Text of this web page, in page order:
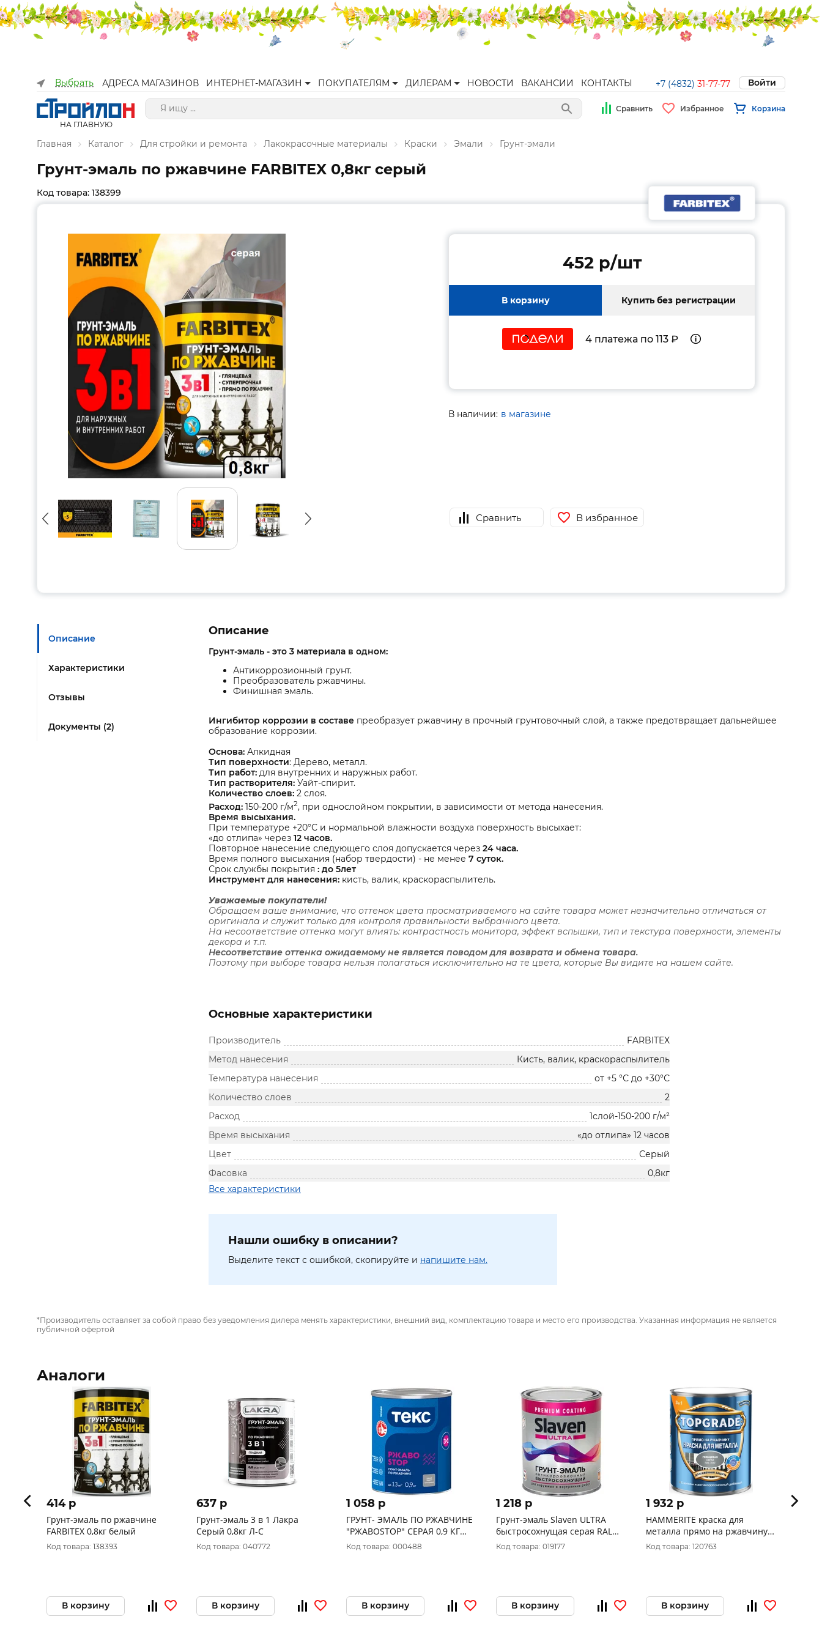
Выбрать АДРЕСА МАГАЗИНОВ ИНТЕРНЕТ-МАГАЗИН ПОКУПАТЕЛЯМ ДИЛЕРАМ НОВОСТИ ВАКАНСИИ КОНТАКТЫ +7 (4832) 31-77-77 Войти
НА ГЛАВНУЮ
Сравнить Избранное Корзина
Главная Каталог Для стройки и ремонта Лакокрасочные материалы Краски Эмали Грунт-эмали
Грунт-эмаль по ржавчине FARBITEX 0,8кг серый
Код товара: 138399
452 p/шт
В корзину Купить без регистрации
4 платежа по 113 ₽
В наличии: в магазине
Сравнить В избранное
Описание
Характеристики
Отзывы
Документы (2)
Описание
Грунт-эмаль - это 3 материала в одном:
Антикоррозионный грунт.
Преобразователь ржавчины.
Финишная эмаль.
Ингибитор коррозии в составе преобразует ржавчину в прочный грунтовочный слой, а также предотвращает дальнейшее
образование коррозии.
Основа: Алкидная
Тип поверхности: Дерево, металл.
Тип работ: для внутренних и наружных работ.
Тип растворителя: Уайт-спирит.
Количество слоев: 2 слоя.
Расход: 150-200 г/м2, при однослойном покрытии, в зависимости от метода нанесения.
Время высыхания.
При температуре +20°С и нормальной влажности воздуха поверхность высыхает:
«до отлипа» через 12 часов.
Повторное нанесение следующего слоя допускается через 24 часа.
Время полного высыхания (набор твердости) - не менее 7 суток.
Срок службы покрытия : до 5лет
Инструмент для нанесения: кисть, валик, краскораспылитель.
Уважаемые покупатели!
Обращаем ваше внимание, что оттенок цвета просматриваемого на сайте товара может незначительно отличаться от
оригинала и служит только для контроля правильности выбранного цвета.
На несоответствие оттенка могут влиять: контрастность монитора, эффект вспышки, тип и текстура поверхности, элементы
декора и т.п.
Несоответствие оттенка ожидаемому не является поводом для возврата и обмена товара.
Поэтому при выборе товара нельзя полагаться исключительно на те цвета, которые Вы видите на нашем сайте.
Основные характеристики
Производитель
FARBITEX
Метод нанесения
Кисть, валик, краскораспылитель
Температура нанесения
от +5 °С до +30°С
Количество слоев
2
Расход
1слой-150-200 г/м²
Время высыхания
«до отлипа» 12 часов
Цвет
Серый
Фасовка
0,8кг
Все характеристики
Нашли ошибку в описании?
Выделите текст с ошибкой, скопируйте и напишите нам.
*Производитель оставляет за собой право без уведомления дилера менять характеристики, внешний вид, комплектацию товара и место его производства. Указанная информация не является
публичной офертой
Аналоги
414 p
Грунт-эмаль по ржавчине
FARBITEX 0,8кг белый
Код товара: 138393
В корзину
637 p
Грунт-эмаль 3 в 1 Лакра
Серый 0,8кг Л-С
Код товара: 040772
В корзину
1 058 p
ГРУНТ- ЭМАЛЬ ПО РЖАВЧИНЕ
"РЖАВОSTOP" СЕРАЯ 0,9 КГ
(1/14) ТЕКС
Код товара: 000488
В корзину
1 218 p
Грунт-эмаль Slaven ULTRA
быстросохнущая серая RAL
7012 1,2 кг
Код товара: 019177
В корзину
1 932 p
HAMMERITE краска для
металла прямо на ржавчину
глянцевая RAL 7042 серый
0,75 л
Код товара: 120763
В корзину
778